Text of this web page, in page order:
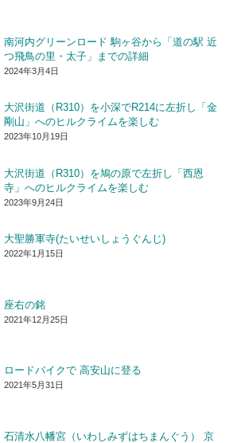
南河内グリーンロード 駒ヶ谷から「道の駅 近
つ飛鳥の里・太子」までの詳細
2024年3月4日
大沢街道（R310）を小深でR214に左折し「金
剛山」へのヒルクライムを楽しむ
2023年10月19日
大沢街道（R310）を鳩の原で左折し「西恩
寺」へのヒルクライムを楽しむ
2023年9月24日
大聖勝軍寺(たいせいしょうぐんじ)
2022年1月15日
座右の銘
2021年12月25日
ロードバイクで 高安山に登る
2021年5月31日
石清水八幡宮（いわしみずはちまんぐう） 京